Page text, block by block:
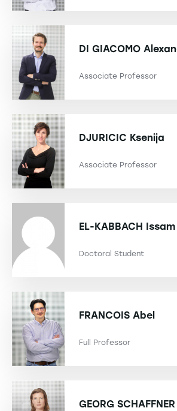
DI GIACOMO
Associate Professor
DJURICIC Ksenija
Associate Professor
EL-KABBACH Issam
Doctoral Student
FRANCOIS Abel
Full Professor
GEORG SCHAFFNER